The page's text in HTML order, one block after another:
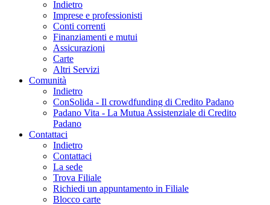
Indietro
Imprese e professionisti
Conti correnti
Finanziamenti e mutui
Assicurazioni
Carte
Altri Servizi
Comunità
Indietro
ConSolida - Il crowdfunding di Credito Padano
Padano Vita - La Mutua Assistenziale di Credito
Padano
Contattaci
Indietro
Contattaci
La sede
Trova Filiale
Richiedi un appuntamento in Filiale
Blocco carte